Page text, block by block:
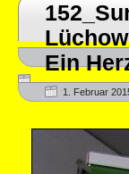
Lüchow
Ein
1. Februar